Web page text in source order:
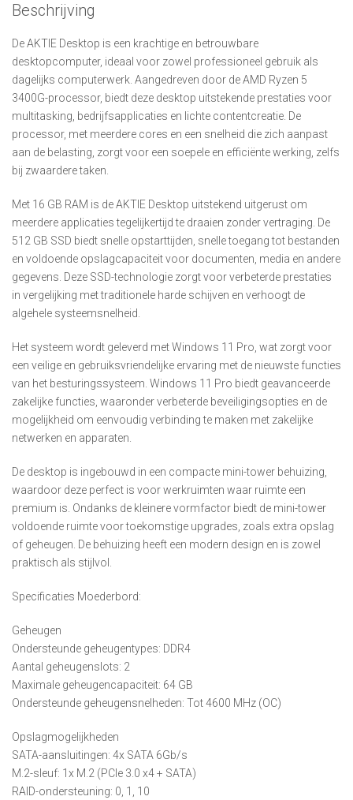
Beschrijving
De AKTIE Desktop is een krachtige en betrouwbare
desktopcomputer, ideaal voor zowel professioneel gebruik als
dagelijks computerwerk. Aangedreven door de AMD Ryzen 5
3400G-processor, biedt deze desktop uitstekende prestaties voor
multitasking, bedrijfsapplicaties en lichte contentcreatie. De
processor, met meerdere cores en een snelheid die zich aanpast
aan de belasting, zorgt voor een soepele en efficiënte werking, zelfs
bij zwaardere taken.
Met 16 GB RAM is de AKTIE Desktop uitstekend uitgerust om
meerdere applicaties tegelijkertijd te draaien zonder vertraging. De
512 GB SSD biedt snelle opstarttijden, snelle toegang tot bestanden
en voldoende opslagcapaciteit voor documenten, media en andere
gegevens. Deze SSD-technologie zorgt voor verbeterde prestaties
in vergelijking met traditionele harde schijven en verhoogt de
algehele systeemsnelheid.
Het systeem wordt geleverd met Windows 11 Pro, wat zorgt voor
een veilige en gebruiksvriendelijke ervaring met de nieuwste functies
van het besturingssysteem. Windows 11 Pro biedt geavanceerde
zakelijke functies, waaronder verbeterde beveiligingsopties en de
mogelijkheid om eenvoudig verbinding te maken met zakelijke
netwerken en apparaten.
De desktop is ingebouwd in een compacte mini-tower behuizing,
waardoor deze perfect is voor werkruimten waar ruimte een
premium is. Ondanks de kleinere vormfactor biedt de mini-tower
voldoende ruimte voor toekomstige upgrades, zoals extra opslag
of geheugen. De behuizing heeft een modern design en is zowel
praktisch als stijlvol.
Specificaties Moederbord:
Geheugen
Ondersteunde geheugentypes: DDR4
Aantal geheugenslots: 2
Maximale geheugencapaciteit: 64 GB
Ondersteunde geheugensnelheden: Tot 4600 MHz (OC)
Opslagmogelijkheden
SATA-aansluitingen: 4x SATA 6Gb/s
M.2-sleuf: 1x M.2 (PCIe 3.0 x4 + SATA)
RAID-ondersteuning: 0, 1, 10